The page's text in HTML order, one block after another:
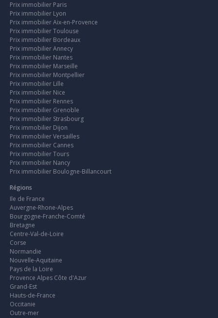
Prix immobilier Paris
Prix immobilier Lyon
Prix immobilier Aix-en-Provence
Prix immobilier Toulouse
Prix immobilier Bordeaux
Prix immobilier Annecy
Prix immobilier Nantes
Prix immobilier Marseille
Prix immobilier Montpellier
Prix immobilier Lille
Prix immobilier Nice
Prix immobilier Rennes
Prix immobilier Grenoble
Prix immobilier Strasbourg
Prix immobilier Dijon
Prix immobilier Versailles
Prix immobilier Cannes
Prix immobilier Tours
Prix immobilier Nancy
Prix immobilier Boulogne-Billancourt
Régions
Ile de France
Auvergne-Rhone-Alpes
Bourgogne-Franche-Comté
Bretagne
Centre-Val-de-Loire
Corse
Normandie
Nouvelle-Aquitaine
Pays de la Loire
Provence Alpes Côte d'Azur
Grand-Est
Hauts-de-France
Occitanie
Outre-mer